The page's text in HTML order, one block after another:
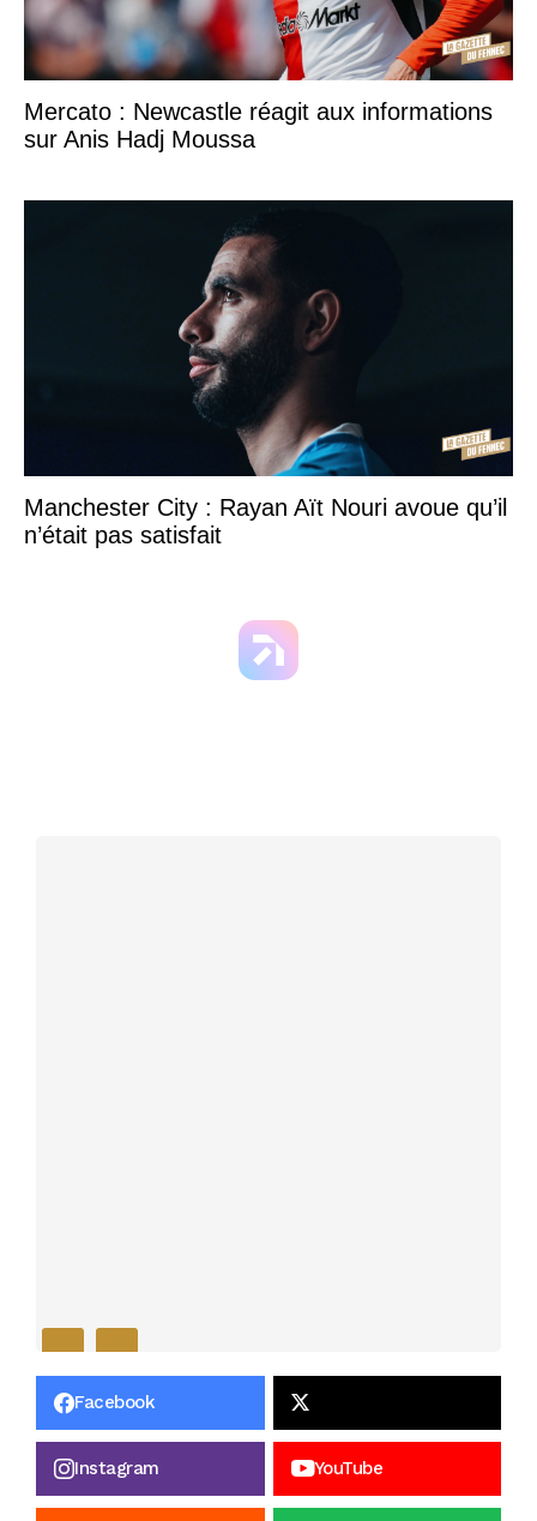
Mercato : Newcastle réagit aux informations
sur Anis Hadj Moussa
Manchester City : Rayan Aït Nouri avoue qu’il
n’était pas satisfait
Facebook
Instagram YouTube